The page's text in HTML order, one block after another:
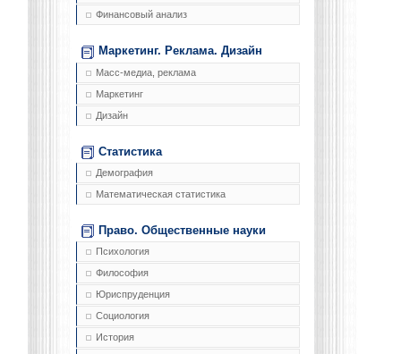
Финансовый анализ
Маркетинг. Реклама. Дизайн
Масс-медиа, реклама
Маркетинг
Дизайн
Статистика
Демография
Математическая статистика
Право. Общественные науки
Психология
Философия
Юриспруденция
Социология
История